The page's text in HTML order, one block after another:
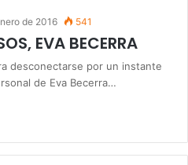
de 2016 541
EVA BECERRA
desconectarse por un instante
de Eva Becerra…